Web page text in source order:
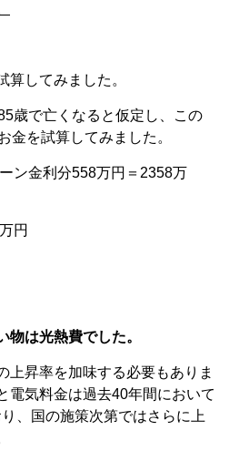
算してみました。
歳で亡くなると仮定し、この
金を試算してみました。
ン金利分558万円＝2358万
円
物は光熱費でした。
上昇率を加味する必要もありま
電気料金は過去40年間において
、国の施策次第ではさらに上